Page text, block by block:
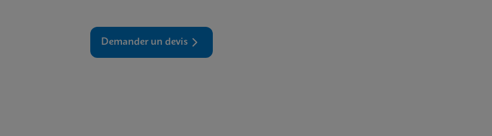
Demander un devis